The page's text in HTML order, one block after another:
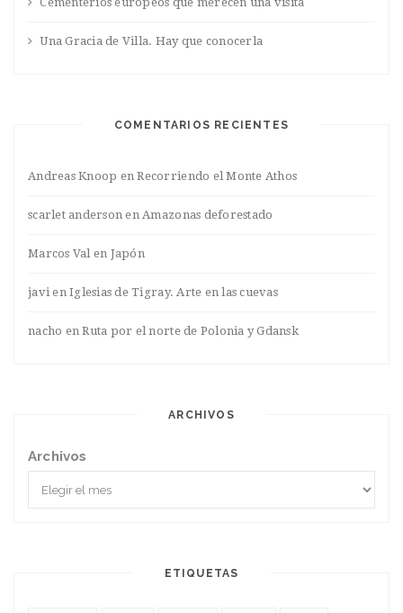
Una Gracia de Villa. Hay que conocerla
COMENTARIOS RECIENTES
Andreas Knoop enRecorriendo el Monte Athos
scarlet anderson enAmazonas deforestado
Marcos Valen Japón
javienIglesias de Tigray. Arte en las cuevas
nacho enRuta por el norte de Polonia y Gdansk
ARCHIVOS
Archivos
ETIQUETAS